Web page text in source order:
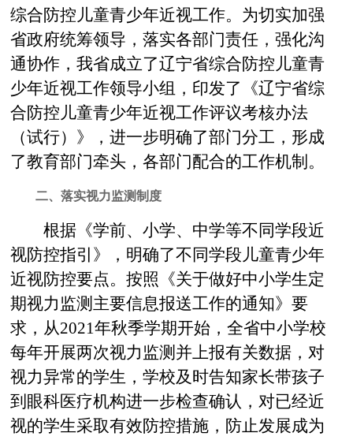
综合防控儿童青少年近视工作。为切实加强
省政府统筹领导，落实各部门责任，强化沟
通协作，我省成立了辽宁省综合防控儿童青
少年近视工作领导小组，印发了《辽宁省综
合防控儿童青少年近视工作评议考核办法
（试行）》，进一步明确了部门分工，形成
了教育部门牵头，各部门配合的工作机制。
二、落实视力监测制度
根据《学前、小学、中学等不同学段近
视防控指引》，明确了不同学段儿童青少年
近视防控要点。按照《关于做好中小学生定
期视力监测主要信息报送工作的通知》要
求，从2021年秋季学期开始，全省中小学校
每年开展两次视力监测并上报有关数据，对
视力异常的学生，学校及时告知家长带孩子
到眼科医疗机构进一步检查确认，对已经近
视的学生采取有效防控措施，防止发展成为